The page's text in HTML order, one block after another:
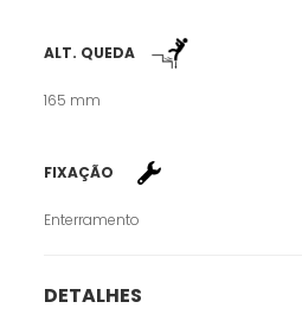
ALT. QUEDA
165 mm
FIXAÇÃO
Enterramento
DETALHES